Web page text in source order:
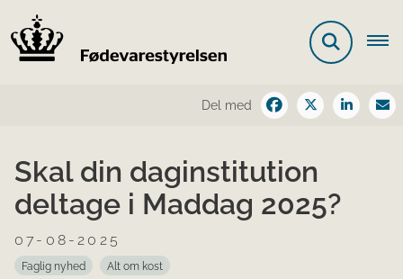
Del med
Skal din daginstitution
deltage i Maddag 2025?
07-08-2025
Faglig nyhed Alt om kost